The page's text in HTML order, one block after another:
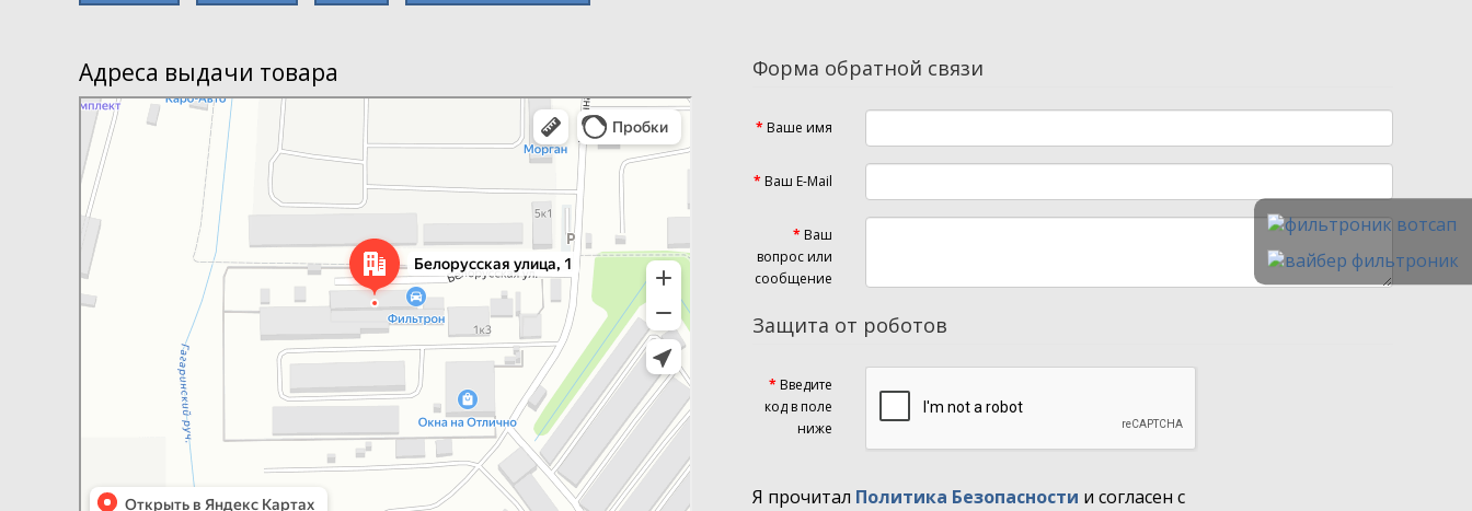
Адреса выдачи товара
Яндекс Карты
Яндекс Карты — транспорт, навигация, поиск мест
Форма обратной связи
Ваше имя
Ваш E-Mail
Ваш
вопрос или
сообщение
Защита от роботов
Введите
код в поле
ниже
Я прочитал Политика Безопасности и согласен с